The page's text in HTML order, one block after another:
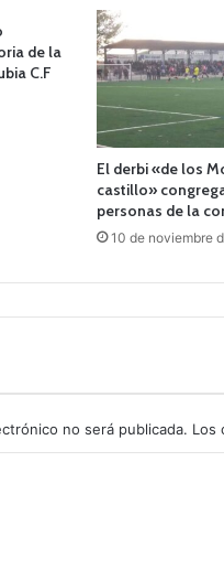
de la
C.F
El derbi «de los
castillo»
personas de la
10 de noviembre
no será publicada. Los